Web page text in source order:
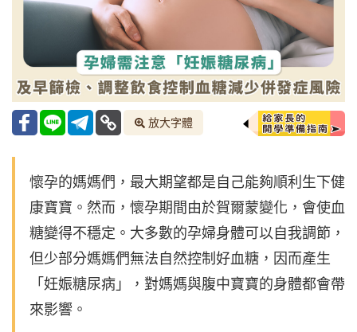
放大字體
懷孕的媽媽們，最大期望都是自己能夠順利生下健
康寶寶。然而，懷孕期間由於賀爾蒙變化，會使血
糖變得不穩定。大多數的孕婦身體可以自我調節，
但少部分媽媽們無法自然控制好血糖，因而產生
「妊娠糖尿病」，對媽媽與腹中寶寶的身體都會帶
來影響。